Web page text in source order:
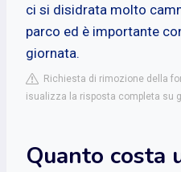
ci si disidrata molto
parco ed è importante
giornata.
Richiesta di rimozione della
isualizza la risposta completa su
Quanto costa